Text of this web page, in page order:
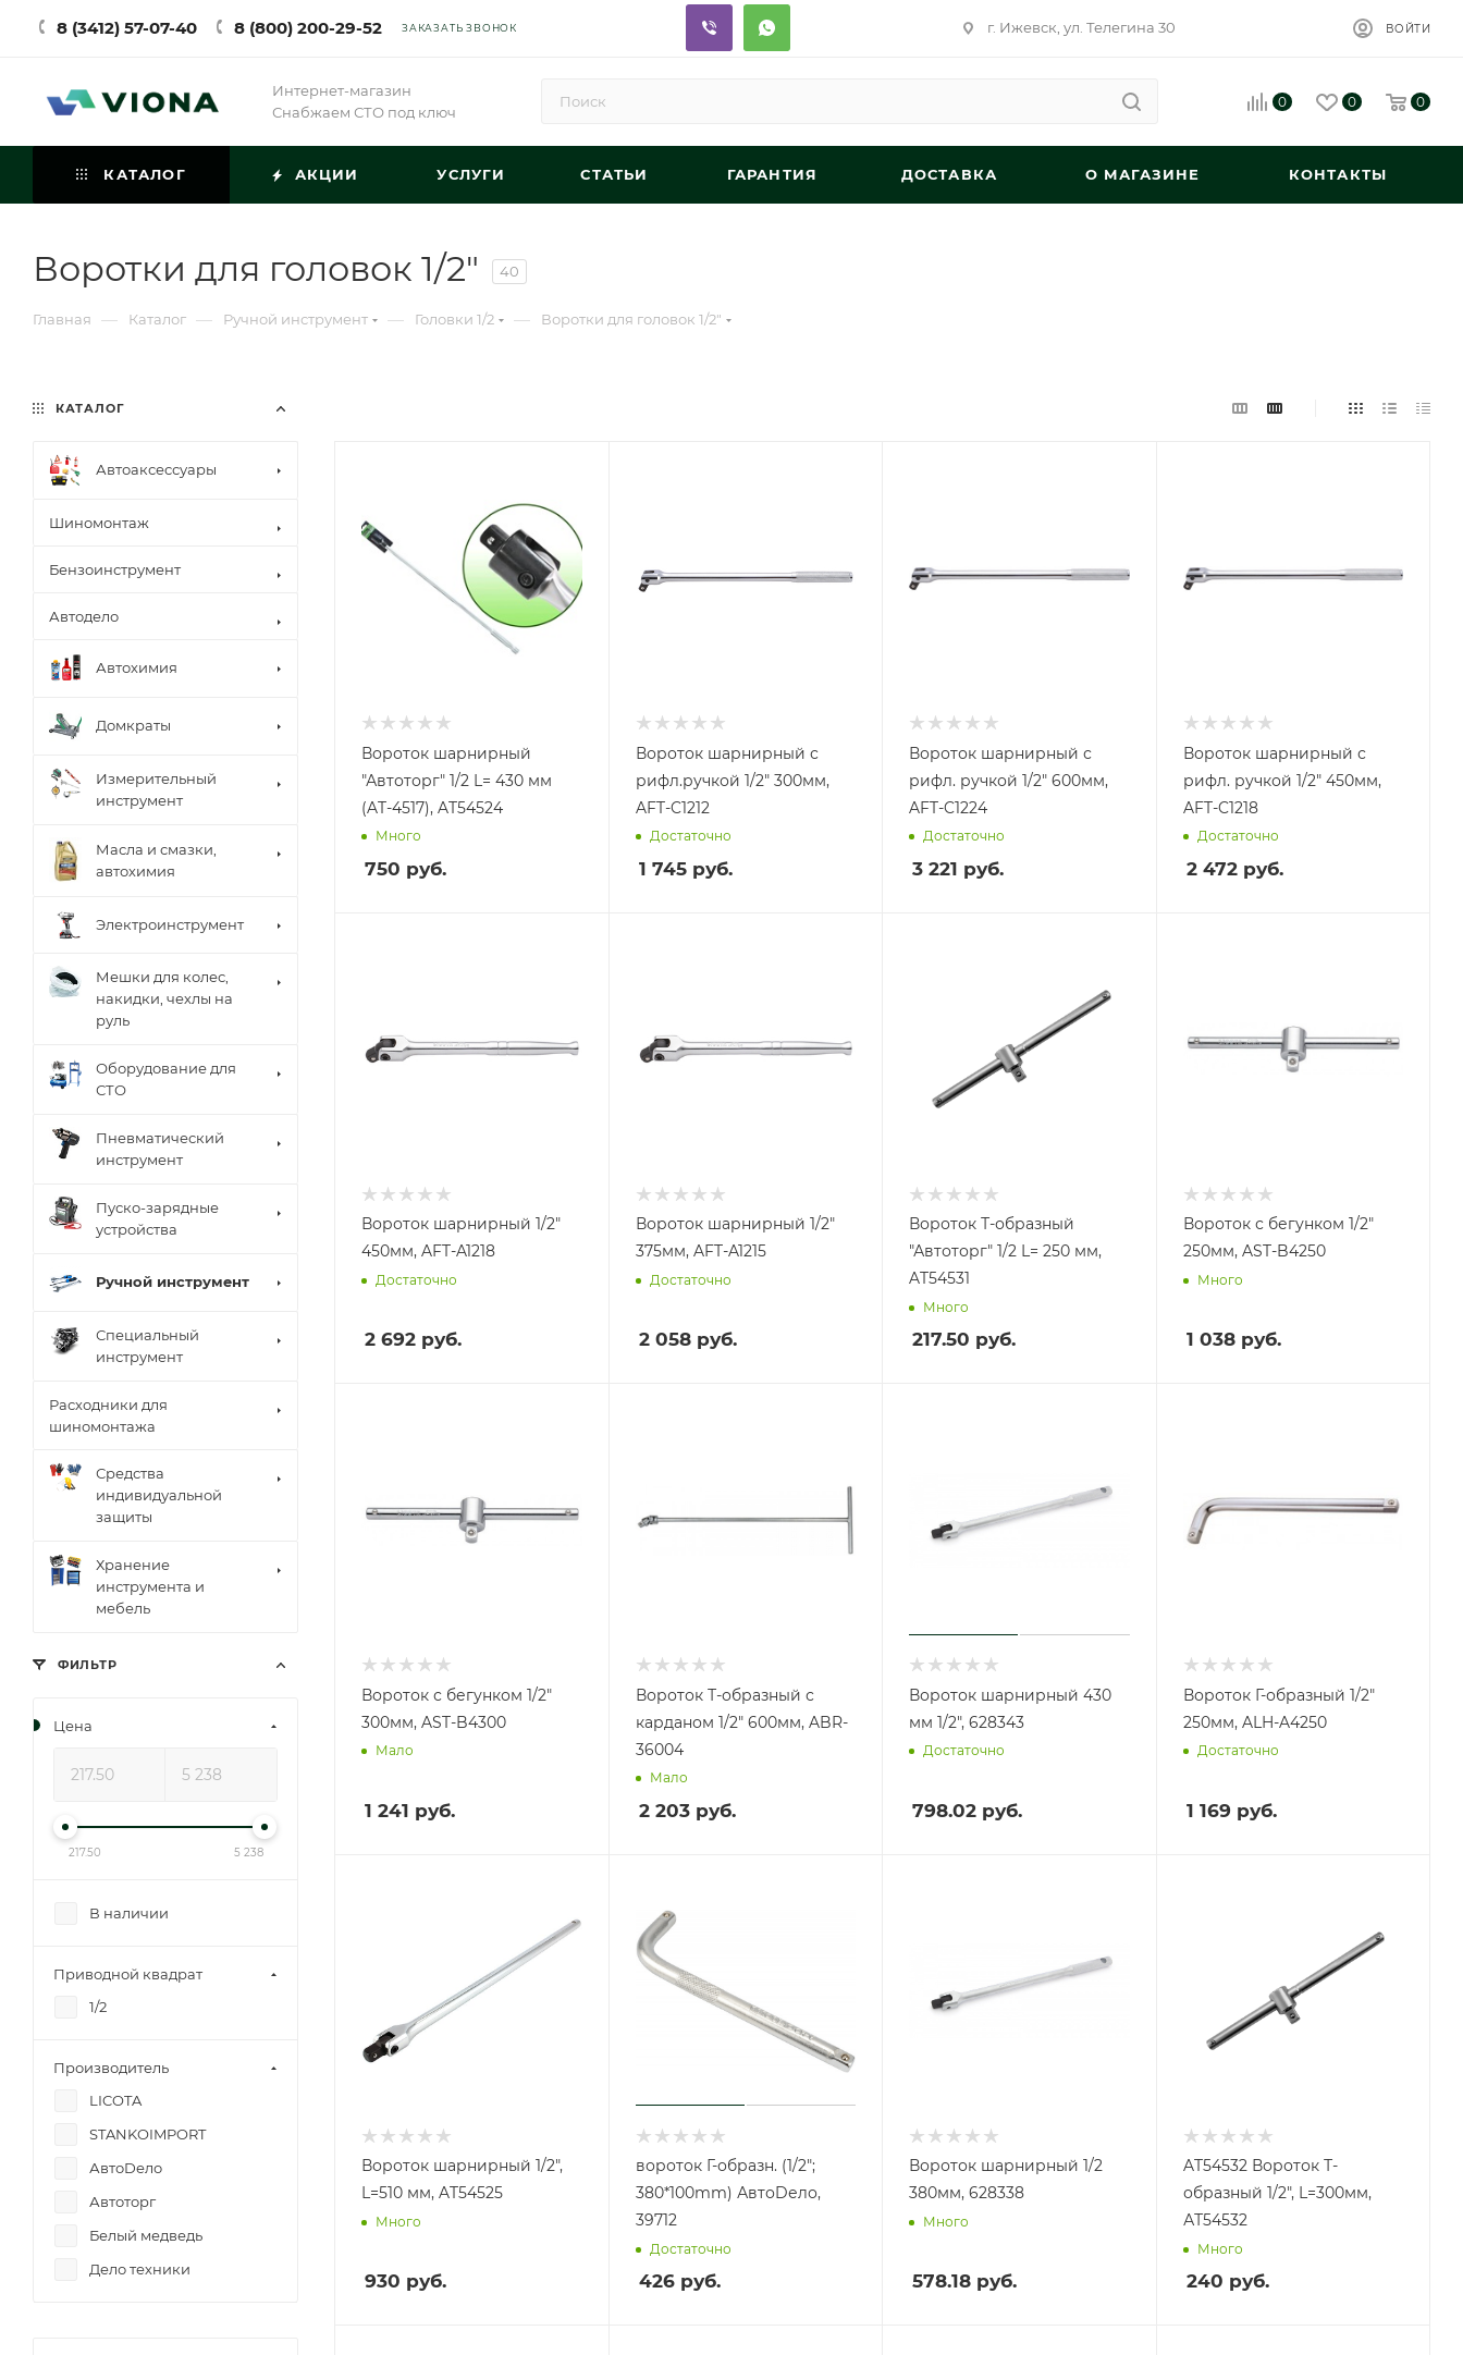
8 (3412) 57-07-40 8 (800) 200-29-52 ЗАКАЗАТЬ ЗВОНОК г. Ижевск, ул. Телегина 30 ВОЙТИ
Интернет-магазин
Снабжаем СТО под ключ
0 0 0
КАТАЛОГ АКЦИИ УСЛУГИ СТАТЬИ ГАРАНТИЯ ДОСТАВКА О МАГАЗИНЕ КОНТАКТЫ
Воротки для головок 1/2" 40
Главная — Каталог — Ручной инструмент — Головки 1/2 — Воротки для головок 1/2"
Вороток шарнирный
"Автоторг" 1/2 L= 430 мм
(AT-4517), AT54524
Много
750 руб.
Вороток шарнирный с
рифл.ручкой 1/2" 300мм,
AFT-C1212
Достаточно
1 745руб.
Вороток шарнирный с
рифл. ручкой 1/2" 600мм,
AFT-C1224
Достаточно
3 221 руб.
Вороток шарнирный с
рифл. ручкой 1/2" 450мм,
AFT-C1218
Достаточно
2 472руб.
Вороток шарнирный 1/2"
450мм, AFT-A1218
Достаточно
2 692 руб.
Вороток шарнирный 1/2"
375мм, AFT-A1215
Достаточно
2 058руб.
Вороток Т-образный
"Автоторг" 1/2 L= 250 мм,
AT54531
Много
217.50 руб.
Вороток с бегунком 1/2"
250мм, AST-B4250
Много
1 038руб.
Вороток с бегунком 1/2"
300мм, AST-B4300
Мало
1 241 руб.
Вороток Т-образный с
карданом 1/2" 600мм, ABR-
36004
Мало
2 203руб.
Вороток шарнирный 430
мм 1/2", 628343
Достаточно
798.02 руб.
Вороток Г-образный 1/2"
250мм, ALH-A4250
Достаточно
1 169руб.
Вороток шарнирный 1/2",
L=510 мм, AT54525
Много
930 руб.
вороток Г-образн. (1/2";
380*100mm) АвтоDело,
39712
Достаточно
426руб.
Вороток шарнирный 1/2
380мм, 628338
Много
578.18 руб.
AT54532 Вороток Т-
образный 1/2", L=300мм,
АТ54532
Много
240 руб.
КАТАЛОГ
Автоаксессуары
Шиномонтаж
Бензоинструмент
Автодело
Автохимия
Домкраты
Измерительный
инструмент
Масла и смазки,
автохимия
Электроинструмент
Мешки для колес,
накидки, чехлы на
руль
Оборудование для
СТО
Пневматический
инструмент
Пуско-зарядные
устройства
Ручной инструмент
Специальный
инструмент
Расходники для
шиномонтажа
Средства
индивидуальной
защиты
Хранение
инструмента и
мебель
ФИЛЬТР
Цена
217.50 5 238
В наличии
Приводной квадрат
1/2
Производитель
LICOTA
STANKOIMPORT
АвтоDело
Автоторг
Белый медведь
Дело техники